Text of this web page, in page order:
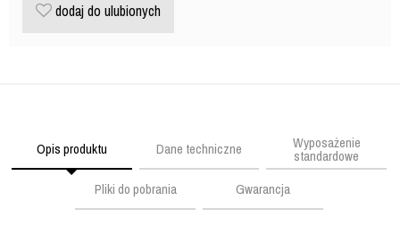
dodaj do ulubionych
Opis produktu Dane techniczne Wyposażenie
standardowe
Pliki do pobrania
Gwarancja